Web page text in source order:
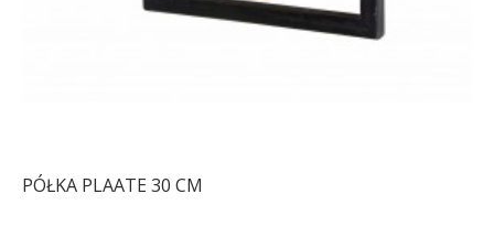
PÓŁKA PLAATE 30 CM